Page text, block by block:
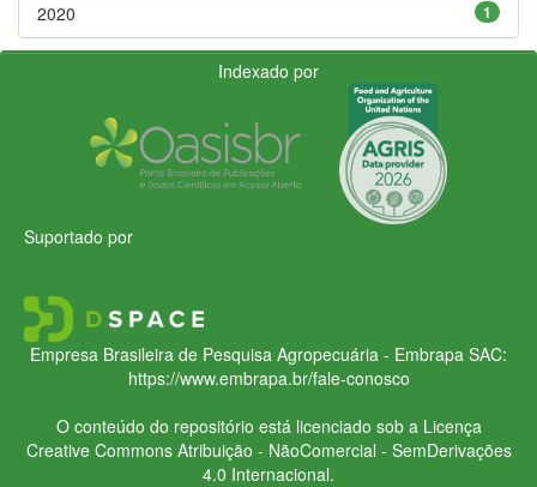
1
2020
Indexado por
Suportado por
Empresa Brasileira de Pesquisa Agropecuária - Embrapa SAC:
https://www.embrapa.br/fale-conosco
O conteúdo do repositório está licenciado sob a Licença
Creative CommonsAtribuição - NãoComercial - SemDerivações
4.0 Internacional.